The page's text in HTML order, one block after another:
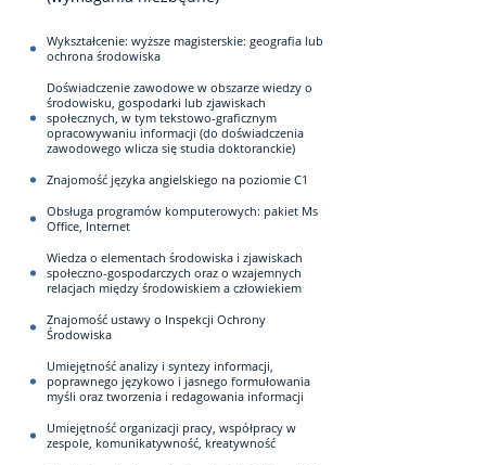
Wykształcenie: wyższe magisterskie: geografia lub
ochrona środowiska
Doświadczenie zawodowe w obszarze wiedzy o
środowisku, gospodarki lub zjawiskach
społecznych, w tym tekstowo-graficznym
opracowywaniu informacji (do doświadczenia
zawodowego wlicza się studia doktoranckie)
Znajomość języka angielskiego na poziomie C1
Obsługa programów komputerowych: pakiet Ms
Office, Internet
Wiedza o elementach środowiska i zjawiskach
społeczno-gospodarczych oraz o wzajemnych
relacjach między środowiskiem a człowiekiem
Znajomość ustawy o Inspekcji Ochrony
Środowiska
Umiejętność analizy i syntezy informacji,
poprawnego językowo i jasnego formułowania
myśli oraz tworzenia i redagowania informacji
Umiejętność organizacji pracy, współpracy w
zespole, komunikatywność, kreatywność